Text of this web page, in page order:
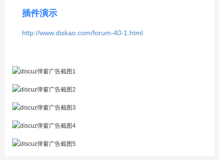
插件演示
http://www.diskao.com/forum-40-1.html